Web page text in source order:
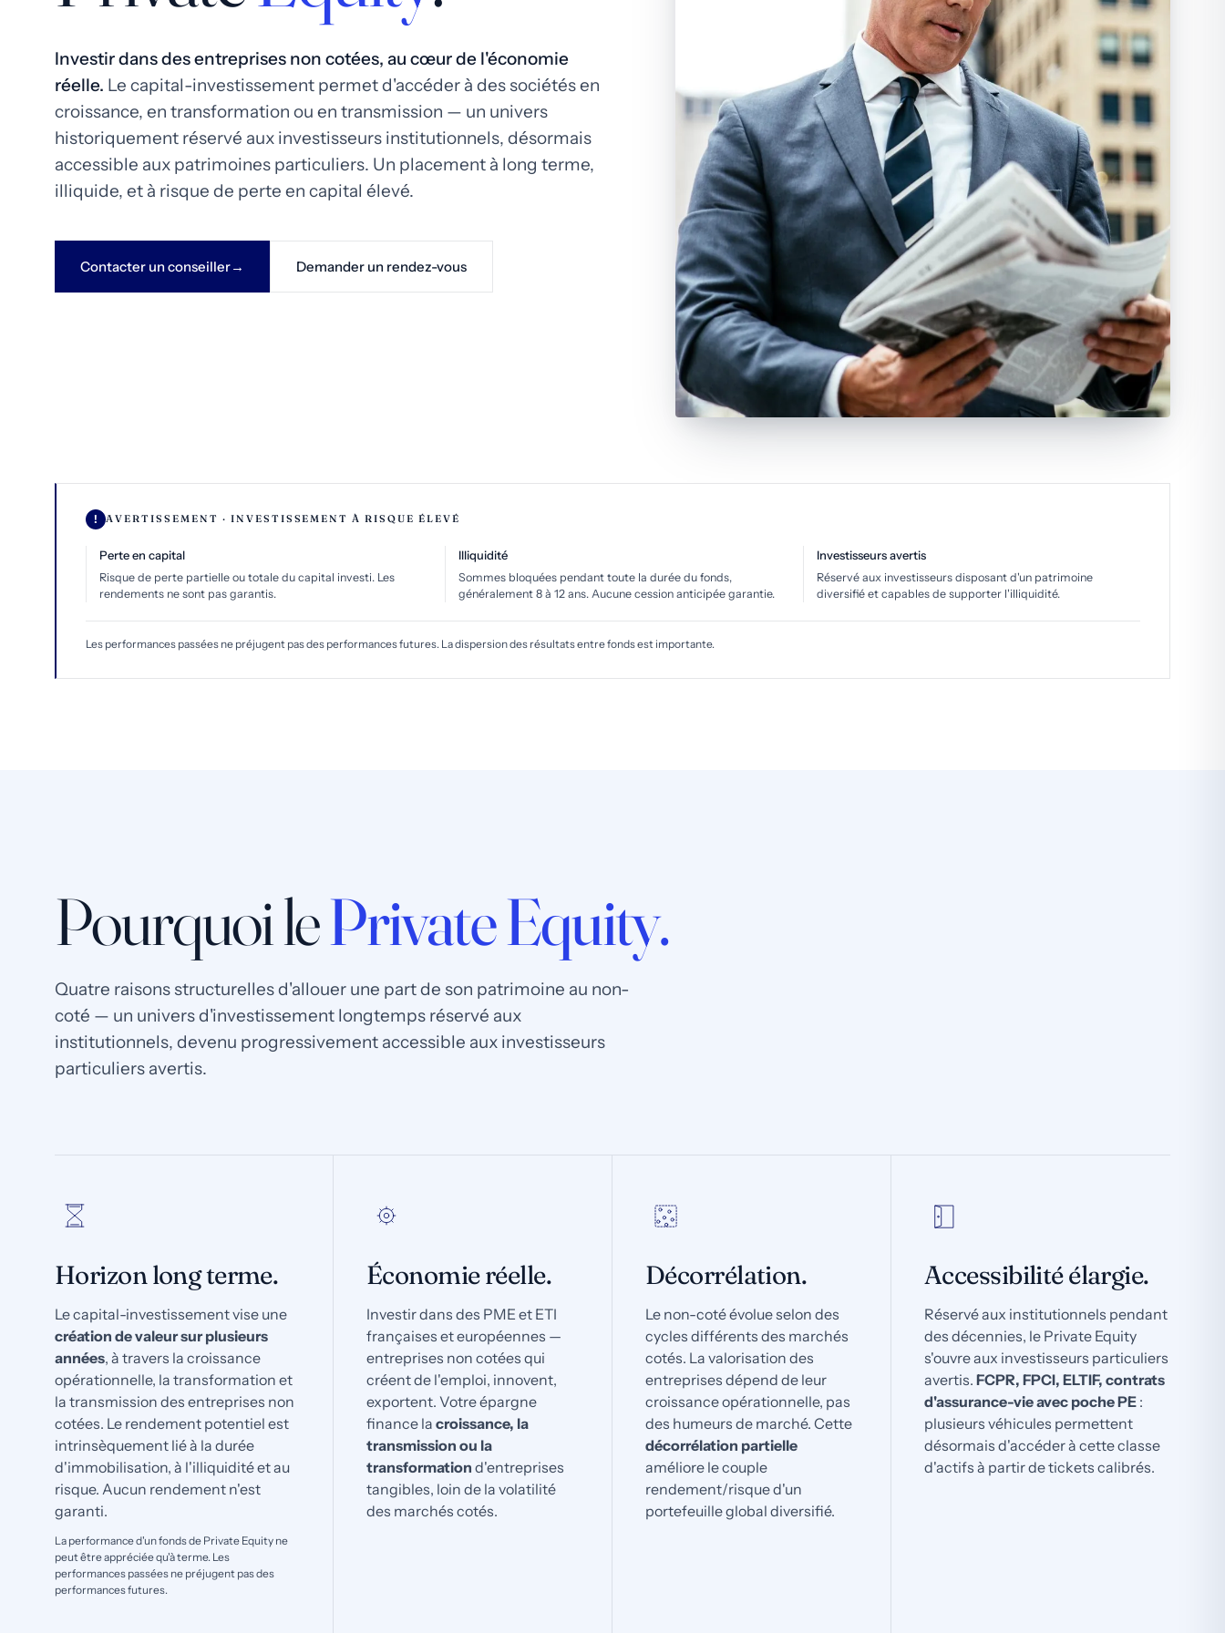
Investir dans des entreprises non cotées, au cœur de l'économie
réelle. Le capital-investissement permet d'accéder à des sociétés en
croissance, en transformation ou en transmission — un univers
historiquement réservé aux investisseurs institutionnels, désormais
accessible aux patrimoines particuliers. Un placement à long terme,
illiquide, et à risque de perte en capital élevé.
Contacter un conseiller Demander un rendez-vous
AVERTISSEMENT · INVESTISSEMENT À RISQUE ÉLEVÉ
Perte en capital
Risque de perte partielle ou totale du capital investi. Les
rendements ne sont pas garantis.
Illiquidité
Sommes bloquées pendant toute la durée du fonds,
généralement 8 à 12 ans. Aucune cession anticipée garantie.
Investisseurs avertis
Réservé aux investisseurs disposant d'un patrimoine
diversifié et capables de supporter l'illiquidité.
Les performances passées ne préjugent pas des performances futures. La dispersion des résultats entre fonds est importante.
Pourquoi lePrivate Equity.
Quatre raisons structurelles d'allouer une part de son patrimoine au non-
coté — un univers d'investissement longtemps réservé aux
institutionnels, devenu progressivement accessible aux investisseurs
particuliers avertis.
Horizon long terme.
Le capital-investissement vise une
création de valeur sur plusieurs
années, à travers la croissance
opérationnelle, la transformation et
la transmission des entreprises non
cotées. Le rendement potentiel est
intrinsèquement lié à la durée
d'immobilisation, à l'illiquidité et au
risque. Aucun rendement n'est
garanti.
La performance d'un fonds de Private Equity ne
peut être appréciée qu'à terme. Les
performances passées ne préjugent pas des
performances futures.
Économie réelle.
Investir dans des PME et ETI
françaises et européennes —
entreprises non cotées qui
créent de l'emploi, innovent,
exportent. Votre épargne
finance la croissance, la
transmission ou la
transformation d'entreprises
tangibles, loin de la volatilité
des marchés cotés.
Décorrélation.
Le non-coté évolue selon des
cycles différents des marchés
cotés. La valorisation des
entreprises dépend de leur
croissance opérationnelle, pas
des humeurs de marché. Cette
décorrélation partielle
améliore le couple
rendement/risque d'un
portefeuille global diversifié.
Accessibilité élargie.
Réservé aux institutionnels pendant
des décennies, le Private Equity
s'ouvre aux investisseurs particuliers
avertis. FCPR, FPCI, ELTIF, contrats
d'assurance-vie avec poche PE :
plusieurs véhicules permettent
désormais d'accéder à cette classe
d'actifs à partir de tickets calibrés.